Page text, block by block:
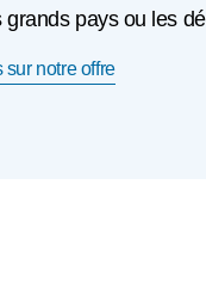
pays ou les
notre offre